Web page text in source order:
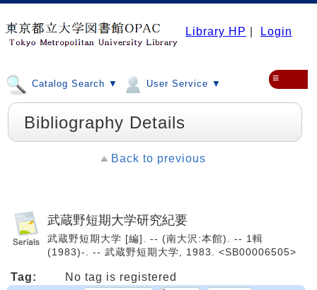
Library HP Login
Catalog Search ▼ User Service ▼ ≡
Bibliography Details
Back to previous
武蔵野短期大学研究紀要
武蔵野短期大学 [編]. -- (南大沢:本館). -- 1輯
(1983)-. -- 武蔵野短期大学, 1983. <SB00006505>
Tag:
No tag is registered